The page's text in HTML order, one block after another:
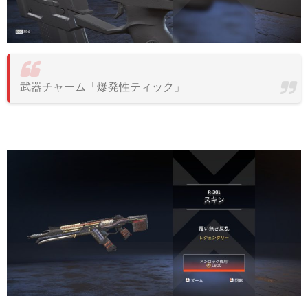
武器チャーム「爆発性ティック」